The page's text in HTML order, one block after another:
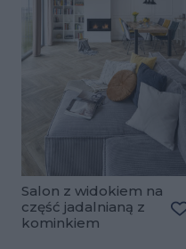
Salon z widokiem na
część jadalnianą z
kominkiem